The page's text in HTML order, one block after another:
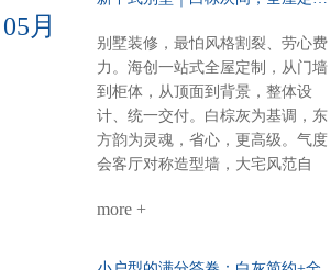
计，干净利落沙发背景：奢石点
缀，一眼高级餐厅定制柜：泰国进
口索纳彩系列，质感出众卧室：墙
柜一体化，统一又高级厨房阳台顶
部：博格铝蜂窝大板，内嵌磁吸轨
道与灯具，简约时尚一站式整装，
式高级海创顶墙门柜，全屋一体定
05月
别墅装修，最怕风格割裂、劳心费
力。海创一站式全屋定制，从门墙
到柜体，从顶面到背景，整体设
计、统一交付。白棕灰为基调，东
方韵为灵魂，省心，更高级。气度
会客厅对称造型墙，大宅风范自
而奢华。错层沙发背景，融入中式
意主卧山水画悠然入墙，顶墙一体
more +